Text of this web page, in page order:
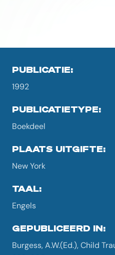
PUBLICATIE:
1992
PUBLICATIETYPE:
Boekdeel
PLAATS UITGIFTE:
New York
TAAL:
Engels
GEPUBLICEERD IN:
Burgess, A.W.(Ed.), Child